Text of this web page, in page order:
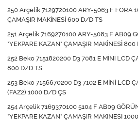
250 Arçelik 7129720100 ARY-5063 F FORA
ÇAMAŞIR MAKİNESİ 600 D/D TS
251 Arçelik 7169270100 ARY-5083 F AB09
*YEKPARE KAZAN* ÇAMAŞIR MAKİNESİ
252 Beko 7151820200 D3 7081 E MİNİ LCD
800 D/D TS
253 Beko 7156670200 D3 7102 E MİNİ LCD
(FAZ2) 1000 D/D ÇS
254 Arçelik 7169370100 5104 F AB09
*YEKPARE KAZAN* ÇAMAŞIR MAKİNESİ